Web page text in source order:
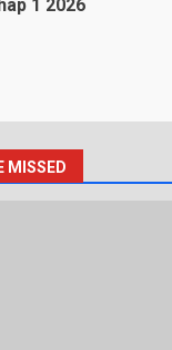
1 2026
MISSED